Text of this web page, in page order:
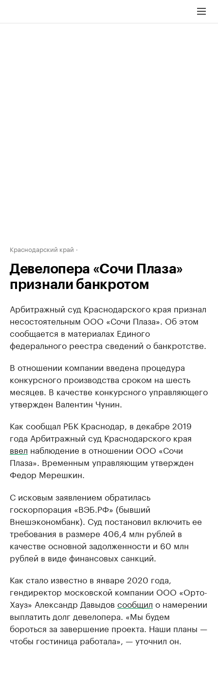
Краснодарский край
Девелопера «Сочи Плаза»
признали банкротом
Арбитражный суд Краснодарского края признал
несостоятельным ООО «Сочи Плаза». Об этом
сообщается в материалах Единого
федерального реестра сведений о банкротстве.
В отношении компании введена процедура
конкурсного производства сроком на шесть
месяцев. В качестве конкурсного управляющего
утвержден Валентин Чунин.
Как сообщал РБК Краснодар, в декабре 2019
года Арбитражный суд Краснодарского края
ввел наблюдение в отношении ООО «Сочи
Плаза». Временным управляющим утвержден
Федор Мерешкин.
С исковым заявлением обратилась
госкорпорация «ВЭБ.РФ» (бывший
Внешэкономбанк). Суд постановил включить ее
требования в размере 406,4 млн рублей в
качестве основной задолженности и 60 млн
рублей в виде финансовых санкций.
Как стало известно в январе 2020 года,
гендиректор московской компании ООО «Орто-
Хауз» Александр Давыдов сообщил о намерении
выплатить долг девелопера. «Мы будем
бороться за завершение проекта. Наши планы —
чтобы гостиница работала», — уточнил он.